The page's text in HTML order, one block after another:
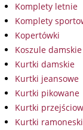
Komplety letnie
Komplety
Kopertówki
Koszule damskie
Kurtki damskie
Kurtki jeansowe
Kurtki pikowane
Kurtki
Kurtki ramoneski